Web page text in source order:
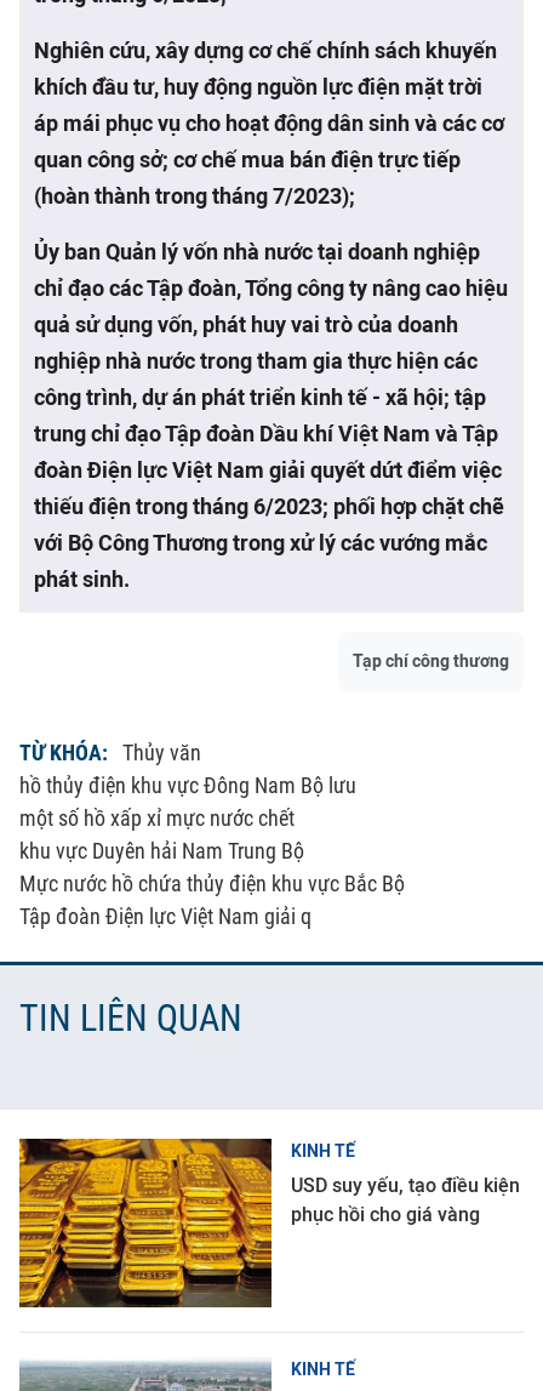
Nghiên cứu, xây dựng cơ chế chính sách khuyến
khích đầu tư, huy động nguồn lực điện mặt trời
áp mái phục vụ cho hoạt động dân sinh và các cơ
quan công sở; cơ chế mua bán điện trực tiếp
(hoàn thành trong tháng 7/2023);
Ủy ban Quản lý vốn nhà nước tại doanh nghiệp
chỉ đạo các Tập đoàn, Tổng công ty nâng cao hiệu
quả sử dụng vốn, phát huy vai trò của doanh
nghiệp nhà nước trong tham gia thực hiện các
công trình, dự án phát triển kinh tế - xã hội; tập
trung chỉ đạo Tập đoàn Dầu khí Việt Nam và Tập
đoàn Điện lực Việt Nam giải quyết dứt điểm việc
thiếu điện trong tháng 6/2023; phối hợp chặt chẽ
với Bộ Công Thương trong xử lý các vướng mắc
phát sinh.
Tạp chí công thương
TỪ KHÓA:
Thủy văn
hồ thủy điện khu vực Đông Nam Bộ lưu
một số hồ xấp xỉ mực nước chết
khu vực Duyên hải Nam Trung Bộ
Mực nước hồ chứa thủy điện khu vực Bắc Bộ
Tập đoàn Điện lực Việt Nam giải q
TIN LIÊN QUAN
KINH TẾ
USD suy yếu, tạo điều kiện
phục hồi cho giá vàng
KINH TẾ